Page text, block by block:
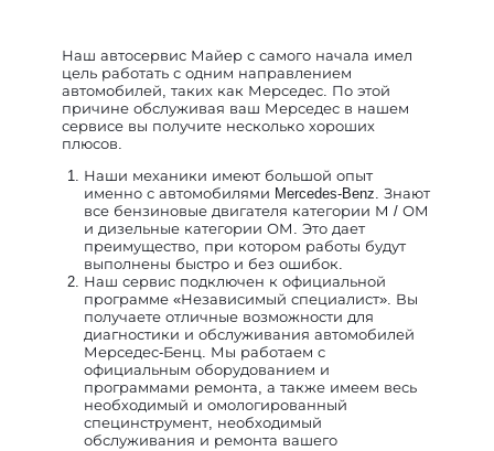
Наш автосервис Майер с самого начала имел
цель работать с одним направлением
автомобилей, таких как Мерседес. По этой
причине обслуживая ваш Мерседес в нашем
сервисе вы получите несколько хороших
плюсов.
Наши механики имеют большой опыт
именно с автомобилями Mercedes-Benz. Знают
все бензиновые двигателя категории М / ОМ
и дизельные категории ОМ. Это дает
преимущество, при котором работы будут
выполнены быстро и без ошибок.
Наш сервис подключен к официальной
программе «Независимый специалист». Вы
получаете отличные возможности для
диагностики и обслуживания автомобилей
Мерседес-Бенц. Мы работаем с
официальным оборудованием и
программами ремонта, а также имеем весь
необходимый и омологированный
специнструмент, необходимый
обслуживания и ремонта вашего